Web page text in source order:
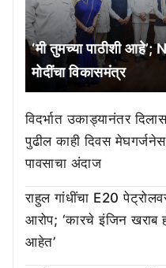
‘मी तुमच्या पाठीशी आहे’;
मोदींचा विकासमंत्र
विदर्भात उकाड्यानंतर
पुढील काही दिवस
पावसाचा अंदाज
राहुल गांधींचा E20
आरोप; ‘कारचे इंजिन खराब
आहेत’